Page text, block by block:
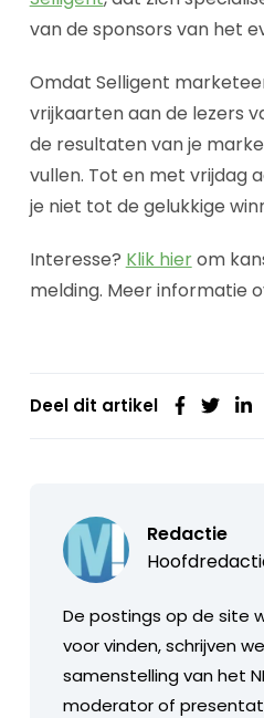
van de sponsors van het
Omdat Selligent
vrijkaarten aan de lezers
de resultaten van je
vullen. Tot en met vrijdag
je niet tot de gelukkige
Interesse? Klik hierom
melding. Meer informatie
Deel dit artikel
Redactie
De postings op de site
voor vinden, schrijven
samenstelling van het
moderator of